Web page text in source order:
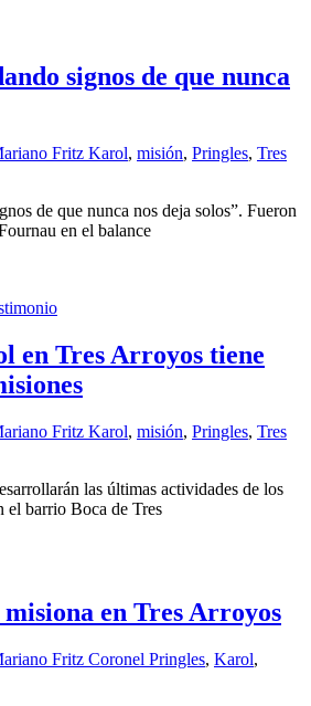
signos de que nunca
Fritz Karol, misión, Pringles, Tres
de que nunca nos deja solos”. Fueron
en el balance
en Tres Arroyos tiene
Fritz Karol, misión, Pringles, Tres
las últimas actividades de los
el barrio Boca de Tres
en Tres Arroyos
Fritz Coronel Pringles, Karol,